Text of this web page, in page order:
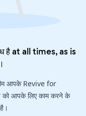
है at all times, as is
टीम आपके Revive for
आपके लिए काम करने के